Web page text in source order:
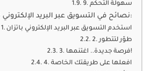
9. سهولة التحكم
8 نصائح في التسويق عبر البريد الإلكتروني:
1. استخدم التسويق عبر البريد الإلكتروني باتزان
2. طوّر لتتطور
3. فرصة جديدة.. اغتنمها!
4. افعلها على طريقتك الخاصة